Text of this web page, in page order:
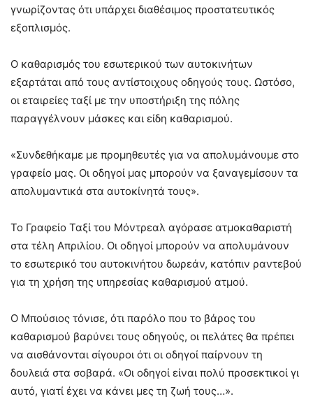
γνωρίζοντας ότι υπάρχει διαθέσιμος προστατευτικός
εξοπλισμός.
Ο καθαρισμός του εσωτερικού των αυτοκινήτων
εξαρτάται από τους αντίστοιχους οδηγούς τους. Ωστόσο,
οι εταιρείες ταξί με την υποστήριξη της πόλης
παραγγέλνουν μάσκες και είδη καθαρισμού.
«Συνδεθήκαμε με προμηθευτές για να απολυμάνουμε στο
γραφείο μας. Οι οδηγοί μας μπορούν να ξαναγεμίσουν τα
απολυμαντικά στα αυτοκίνητά τους».
Το Γραφείο Ταξί του Μόντρεαλ αγόρασε ατμοκαθαριστή
στα τέλη Απριλίου. Οι οδηγοί μπορούν να απολυμάνουν
το εσωτερικό του αυτοκινήτου δωρεάν, κατόπιν ραντεβού
για τη χρήση της υπηρεσίας καθαρισμού ατμού.
Ο Μπούσιος τόνισε, ότι παρόλο που το βάρος του
καθαρισμού βαρύνει τους οδηγούς, οι πελάτες θα πρέπει
να αισθάνονται σίγουροι ότι οι οδηγοί παίρνουν τη
δουλειά στα σοβαρά. «Οι οδηγοί είναι πολύ προσεκτικοί γι
αυτό, γιατί έχει να κάνει μες τη ζωή τους…».